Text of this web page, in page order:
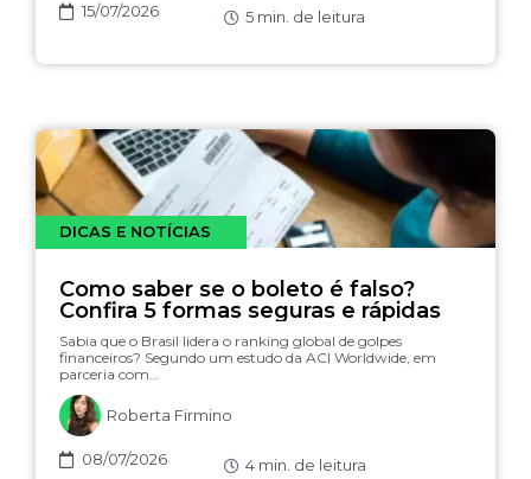
15/07/2026 5 min. de leitura
DICAS E NOTÍCIAS
Como saber se o boleto é falso?
Confira 5 formas seguras e rápidas
Sabia que o Brasil lidera o ranking global de golpes
financeiros? Segundo um estudo da ACI Worldwide, em
parceria com…
Roberta Firmino
08/07/2026 4 min. de leitura